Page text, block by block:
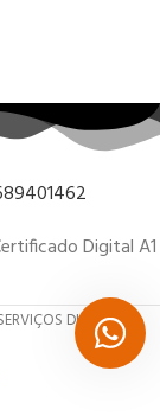
Digital A1
DIGITAIS.